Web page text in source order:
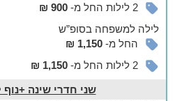
2 לילות החל מ-
900 ₪
לילהלמשפחה בסופ”ש
החל מ-1,150 ₪
2 לילות החל מ-
1,150 ₪
שני חדרי שינה +נוף